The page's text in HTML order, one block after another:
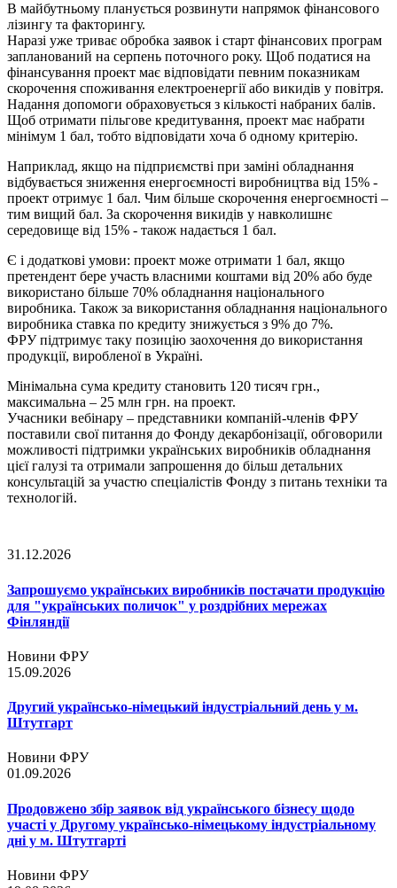
В майбутньому планується розвинути напрямок фінансового
лізингу та факторингу.
Наразі уже триває обробка заявок і старт фінансових програм
запланований на серпень поточного року. Щоб податися на
фінансування проект має відповідати певним показникам
скорочення споживання електроенергії або викидів у повітря.
Надання допомоги обраховується з кількості набраних балів.
Щоб отримати пільгове кредитування, проект має набрати
мінімум 1 бал, тобто відповідати хоча б одному критерію.
Наприклад, якщо на підприємстві при заміні обладнання
відбувається зниження енергоємності виробництва від 15% -
проект отримує 1 бал. Чим більше скорочення енергоємності –
тим вищий бал. За скорочення викидів у навколишнє
середовище від 15% - також надається 1 бал.
Є і додаткові умови: проект може отримати 1 бал, якщо
претендент бере участь власними коштами від 20% або буде
використано більше 70% обладнання національного
виробника. Також за використання обладнання національного
виробника ставка по кредиту знижується з 9% до 7%.
ФРУ підтримує таку позицію заохочення до використання
продукції, виробленої в Україні.
Мінімальна сума кредиту становить 120 тисяч грн.,
максимальна – 25 млн грн. на проект.
Учасники вебінару – представники компаній-членів ФРУ
поставили свої питання до Фонду декарбонізації, обговорили
можливості підтримки українських виробників обладнання
цієї галузі та отримали запрошення до більш детальних
консультацій за участю спеціалістів Фонду з питань техніки та
технологій.
31.12.2026
Запрошуємо українських виробників постачати продукцію
для "українських поличок" у роздрібних мережах
Фінляндії
Новини ФРУ
15.09.2026
Другий українсько-німецький індустріальний день у м.
Штутгарт
Новини ФРУ
01.09.2026
Продовжено збір заявок від українського бізнесу щодо
участі у Другому українсько-німецькому індустріальному
дні у м. Штутгарті
Новини ФРУ